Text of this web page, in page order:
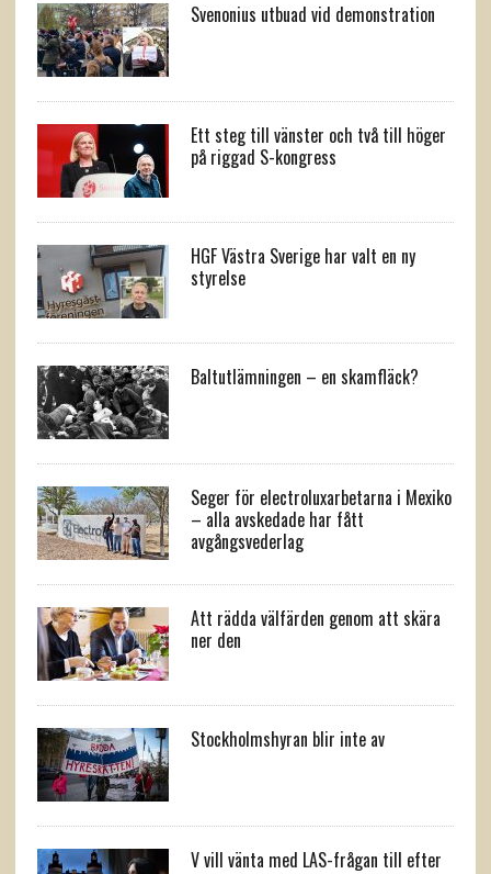
Svenonius utbuad vid demonstration
Ett steg till vänster och två till höger
på riggad S-kongress
HGF Västra Sverige har valt en ny
styrelse
Baltutlämningen – en skamfläck?
Seger för electroluxarbetarna i Mexiko
– alla avskedade har fått
avgångsvederlag
Att rädda välfärden genom att skära
ner den
Stockholmshyran blir inte av
V vill vänta med LAS-frågan till efter